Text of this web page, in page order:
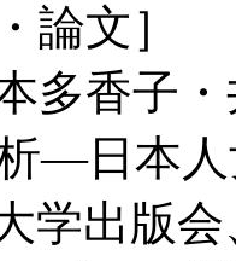
論文］
多香子
―日本
学出版